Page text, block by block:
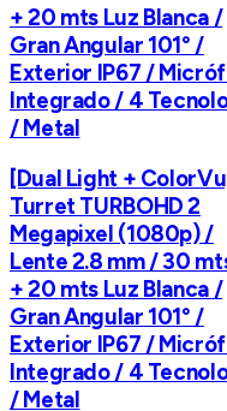
+ 20 mts Luz Blanca /
Gran Angular 101° /
Exterior IP67 /
Integrado / 4
/ Metal
[Dual Light +
Turret TURBOHD 2
Megapixel (1080p) /
Lente 2.8 mm / 30
+ 20 mts Luz Blanca /
Gran Angular 101° /
Exterior IP67 /
Integrado / 4
/ Metal